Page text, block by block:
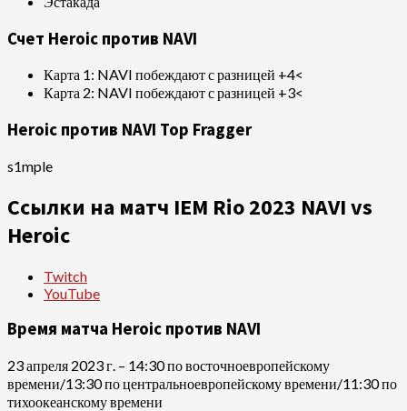
Счет Heroic против NAVI
Карта 1: NAVI побеждают с разницей +4<
Карта 2: NAVI побеждают с разницей +3<
Heroic против NAVI Top Fragger
s1mple
Ссылки на матч IEM Rio 2023 NAVI vs
Heroic
Twitch
YouTube
Время матча Heroic против NAVI
23 апреля 2023 г. – 14:30 по восточноевропейскому
времени/13:30 по центральноевропейскому времени/11:30 по
тихоокеанскому времени